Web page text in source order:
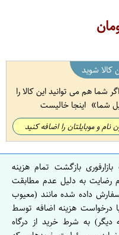
کالا شوید
شما هم می توانید این کالا را
شما اینجا خالیست
نام و موبایلتان را اضافه کنید
بازگشت تمام هزینه
رضایت به دلیل عدم مطابقت
داده شده مانند (معیوب
درخواست هزینه اضافه توسط
به شرط خرید از درگاه